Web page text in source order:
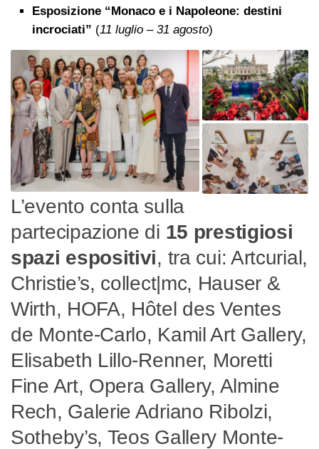
Esposizione “Monaco e i Napoleone: destini
incrociati” (11 luglio – 31 agosto)
L’evento conta sulla
partecipazione di 15 prestigiosi
spazi espositivi, tra cui: Artcurial,
Christie’s, collect|mc, Hauser &
Wirth, HOFA, Hôtel des Ventes
de Monte-Carlo, Kamil Art Gallery,
Elisabeth Lillo-Renner, Moretti
Fine Art, Opera Gallery, Almine
Rech, Galerie Adriano Ribolzi,
Sotheby’s, Teos Gallery Monte-